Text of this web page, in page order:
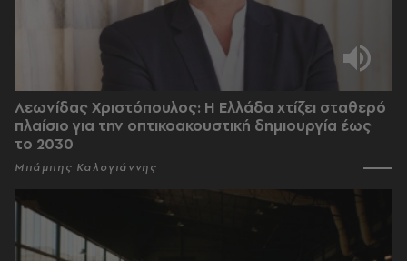
Λεωνίδας Χριστόπουλος: Η Ελλάδα χτίζει σταθερό
πλαίσιο για την οπτικοακουστική δημιουργία έως
το 2030
Μπάμπης Καλογιάννης